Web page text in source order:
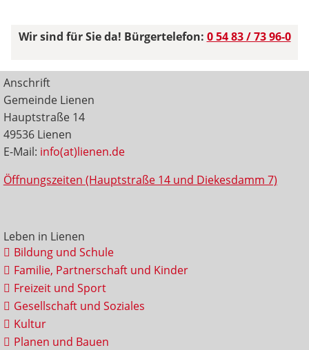
Wir sind für Sie da! Bürgertelefon: 0 54 83 / 73 96-0
Anschrift
Gemeinde Lienen
Hauptstraße 14
49536 Lienen
E-Mail: info(at)lienen.de
Öffnungszeiten (Hauptstraße 14 und Diekesdamm 7)
Leben in Lienen
Bildung und Schule
Familie, Partnerschaft und Kinder
Freizeit und Sport
Gesellschaft und Soziales
Kultur
Planen und Bauen